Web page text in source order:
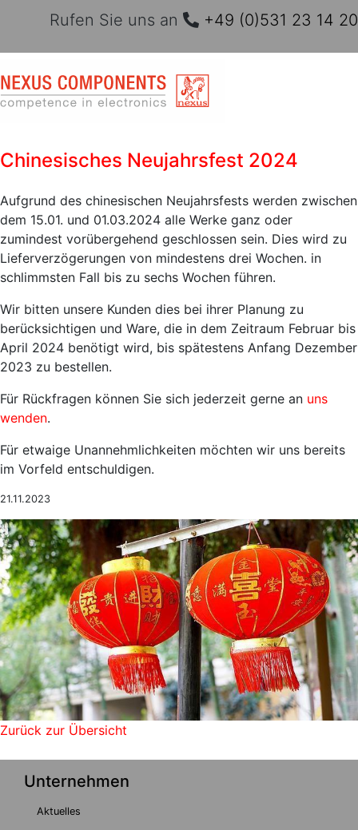
Rufen Sie uns an +49 (0)531 23 14 20
Chinesisches Neujahrsfest 2024
Aufgrund des chinesischen Neujahrsfests werden zwischen
dem 15.01. und 01.03.2024 alle Werke ganz oder
zumindest vorübergehend geschlossen sein. Dies wird zu
Lieferverzögerungen von mindestens drei Wochen. in
schlimmsten Fall bis zu sechs Wochen führen.
Wir bitten unsere Kunden dies bei ihrer Planung zu
berücksichtigen und Ware, die in dem Zeitraum Februar bis
April 2024 benötigt wird, bis spätestens Anfang Dezember
2023 zu bestellen.
Für Rückfragen können Sie sich jederzeit gerne an uns
wenden.
Für etwaige Unannehmlichkeiten möchten wir uns bereits
im Vorfeld entschuldigen.
21.11.2023
Zurück zur Übersicht
Unternehmen
Aktuelles